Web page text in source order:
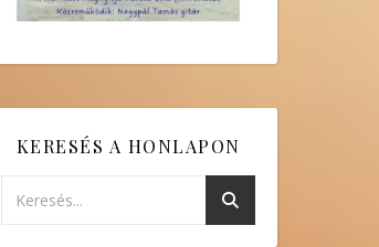
KERESÉS A HONLAPON